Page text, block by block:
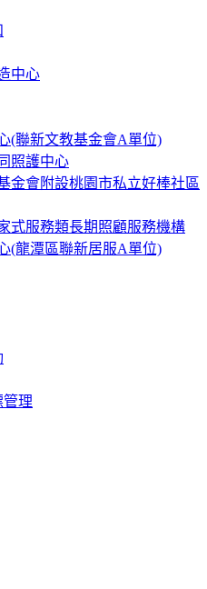
中心
(聯新文教基金會A單位)
照護中心
金會附設桃園市私立好棒社區
式服務類長期照顧服務機構
(龍潭區聯新居服A單位)
管理